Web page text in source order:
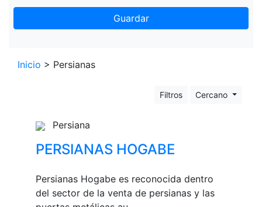
Guardar
+
Inicio > Persianas
Filtros Cercano
Persiana
PERSIANAS HOGABE
Persianas Hogabe es reconocida dentro
del sector de la venta de persianas y las